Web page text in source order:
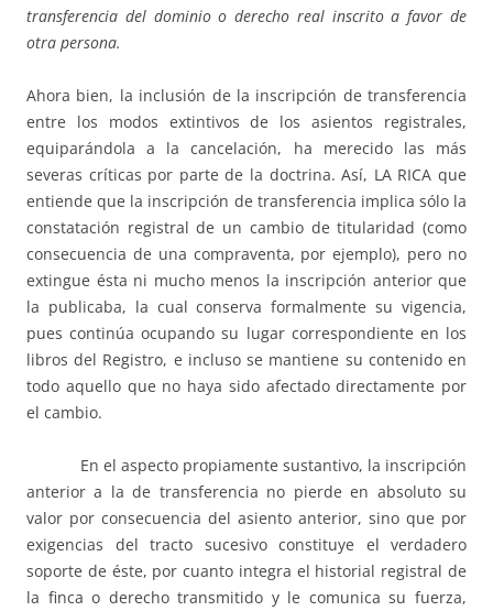
transferencia del dominio o derecho real inscrito a favor de
otra persona.
Ahora bien, la inclusión de la inscripción de transferencia
entre los modos extintivos de los asientos registrales,
equiparándola a la cancelación, ha merecido las más
severas críticas por parte de la doctrina. Así, LA RICA que
entiende que la inscripción de transferencia implica sólo la
constatación registral de un cambio de titularidad (como
consecuencia de una compraventa, por ejemplo), pero no
extingue ésta ni mucho menos la inscripción anterior que
la publicaba, la cual conserva formalmente su vigencia,
pues continúa ocupando su lugar correspondiente en los
libros del Registro, e incluso se mantiene su contenido en
todo aquello que no haya sido afectado directamente por
el cambio.
En el aspecto propiamente sustantivo, la inscripción
anterior a la de transferencia no pierde en absoluto su
valor por consecuencia del asiento anterior, sino que por
exigencias del tracto sucesivo constituye el verdadero
soporte de éste, por cuanto integra el historial registral de
la finca o derecho transmitido y le comunica su fuerza,